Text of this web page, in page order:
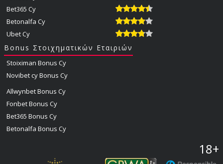
Bet365 Cy
Betonalfa Cy
Ubet Cy
Bonus Στοιχηματικών Εταιριών
Stoiximan Bonus Cy
Novibet cy Bonus Cy
Allwynbet Bonus Cy
Fonbet Bonus Cy
Bet365 Bonus Cy
Betonalfa Bonus Cy
18+